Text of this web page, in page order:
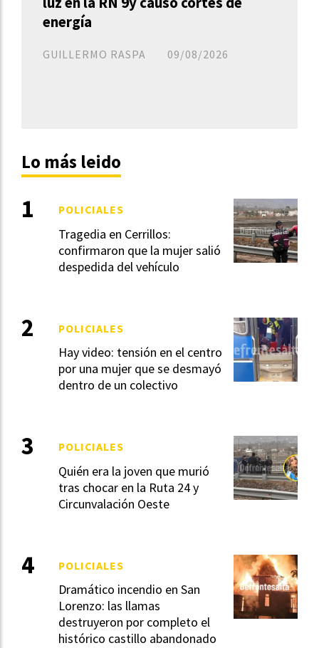
energía
GUILLERMO RASPA 09/08/2026
Lo más leido
Tragedia en Cerrillos:
confirmaron que la mujer salió
despedida del vehículo
POLICIALES
Hay video: tensión en el centro
por una mujer que se desmayó
dentro de un colectivo
POLICIALES
Quién era la joven que murió
tras chocar en la Ruta 24 y
Circunvalación Oeste
POLICIALES
Dramático incendio en San
Lorenzo: las llamas
destruyeron por completo el
histórico castillo abandonado
POLICIALES